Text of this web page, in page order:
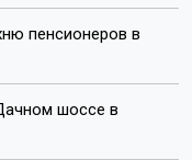
пенсионеров в
шоссе в